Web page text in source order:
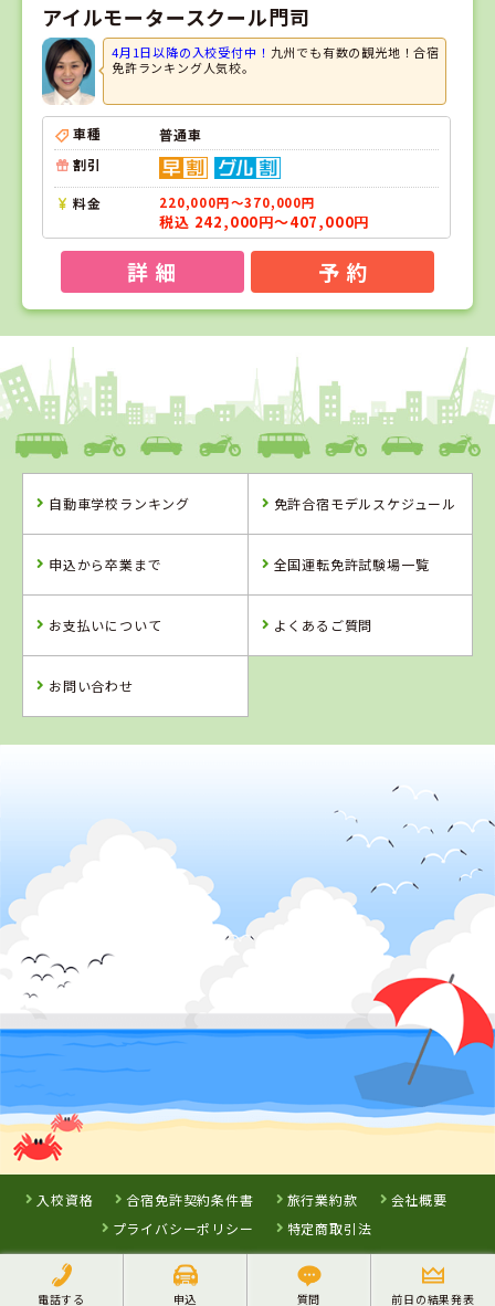
アイルモータースクール門司
4月1日以降の入校受付中！ 九州でも有数の観光地！合宿
免許ランキング人気校。
車種
普通車
割引
料金 220,000円～370,000円
税込 242,000円～407,000円
詳 細 予 約
1
熊本県
中球磨モータースクール
詳 細 予 約
詳 細 予 約
3位
虹の松原自動車学校
スクール
詳 細
詳 細
学校
4位
スクール門司
詳 細
予 約
自動車学校ランキング 免許合宿モデルスケジュール
申込から卒業まで 全国運転免許試験場一覧
お支払いについて よくあるご質問
お問い合わせ
入校資格 合宿免許契約条件書 旅行業約款
会社概要
プライバシーポリシー
特定商取引法
電話する 申込 質問 前日の結果発表